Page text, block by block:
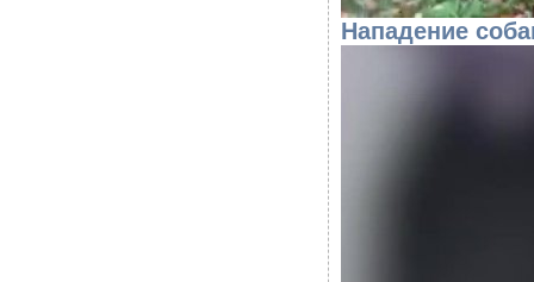
Нападение